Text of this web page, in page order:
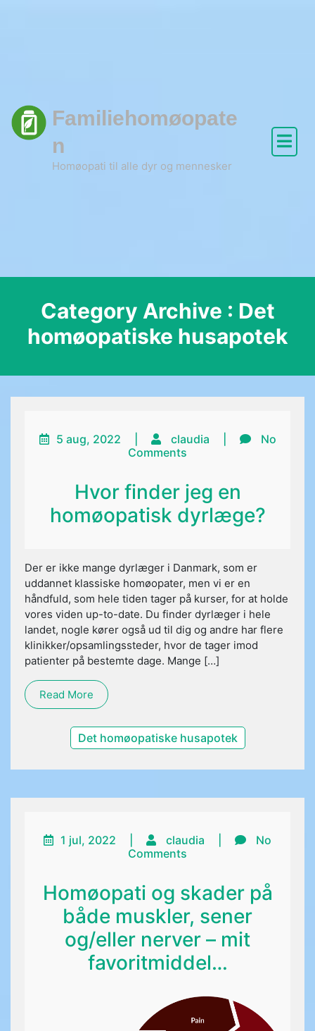
Familiehomøopate
n
Homøopati til alle dyr og mennesker
Category Archive : Det
homøopatiske husapotek
5 aug, 2022 claudia
No
Comments
Hvor finder jeg en
homøopatisk dyrlæge?
Der er ikke mange dyrlæger i Danmark, som er
uddannet klassiske homøopater, men vi er en
håndfuld, som hele tiden tager på kurser, for at holde
vores viden up-to-date. Du finder dyrlæger i hele
landet, nogle kører også ud til dig og andre har flere
klinikker/opsamlingssteder, hvor de tager imod
patienter på bestemte dage. Mange […]
Read More
Det homøopatiske husapotek
1 jul, 2022 claudia
No
Comments
Homøopati og skader på
både muskler, sener
og/eller nerver – mit
favoritmiddel…